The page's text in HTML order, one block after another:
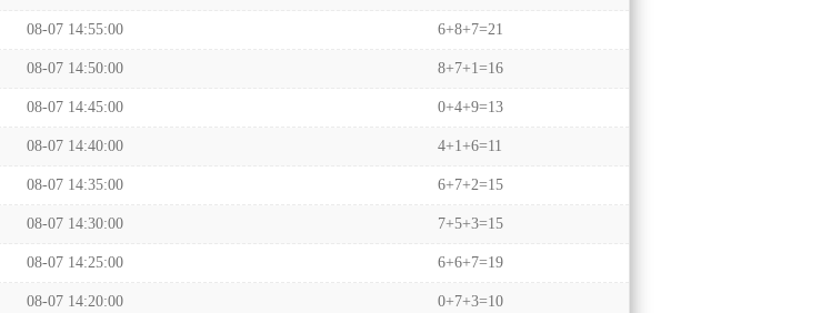
08-07 14:55:00 6+8+7=21
08-07 14:50:00 8+7+1=16
08-07 14:45:00 0+4+9=13
08-07 14:40:00 4+1+6=11
08-07 14:35:00 6+7+2=15
08-07 14:30:00 7+5+3=15
08-07 14:25:00 6+6+7=19
08-07 14:20:00 0+7+3=10